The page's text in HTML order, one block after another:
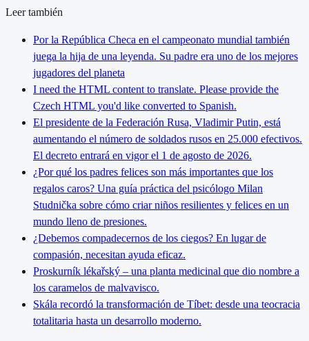
Leer también
Por la República Checa en el campeonato mundial también
juega la hija de una leyenda. Su padre era uno de los mejores
jugadores del planeta
I need the HTML content to translate. Please provide the
Czech HTML you'd like converted to Spanish.
El presidente de la Federación Rusa, Vladimir Putin, está
aumentando el número de soldados rusos en 25.000 efectivos.
El decreto entrará en vigor el 1 de agosto de 2026.
¿Por qué los padres felices son más importantes que los
regalos caros? Una guía práctica del psicólogo Milan
Studnička sobre cómo criar niños resilientes y felices en un
mundo lleno de presiones.
¿Debemos compadecernos de los ciegos? En lugar de
compasión, necesitan ayuda eficaz.
Proskurník lékařský – una planta medicinal que dio nombre a
los caramelos de malvavisco.
Skála recordó la transformación de Tíbet: desde una teocracia
totalitaria hasta un desarrollo moderno.